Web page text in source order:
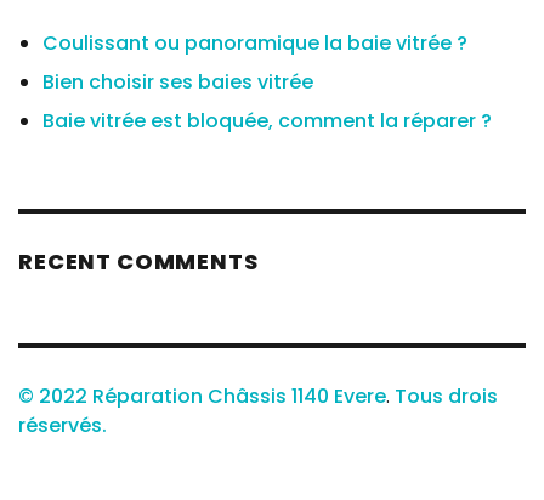
Coulissant ou panoramique la baie vitrée ?
Bien choisir ses baies vitrée
Baie vitrée est bloquée, comment la réparer ?
RECENT COMMENTS
© 2022 Réparation Châssis 1140 Evere. Tous drois
réservés.